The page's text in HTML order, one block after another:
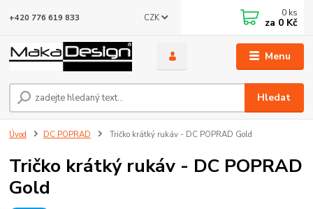
Menu
CZK
Hledat
+420 776 619 833 0 ks
za 0 Kč
Úvod DC POPRAD Tričko krátký rukáv - DC POPRAD Gold
Tričko krátký rukáv - DC POPRAD
Gold